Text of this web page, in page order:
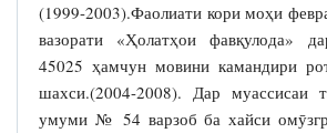
(1999-2003).Фаолиати кори моҳи
вазорати «Ҳолатҳои фавқулода»
45025 ҳамчун мовини камандири
шахси.(2004-2008). Дар муассисаи
умуми № 54 варзоб ба хайси